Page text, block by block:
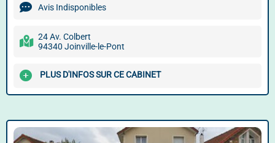
Avis Indisponibles
24 Av. Colbert
94340 Joinville-le-Pont
PLUS D'INFOS SUR CE CABINET